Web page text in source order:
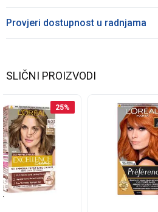
Provjeri dostupnost u radnjama
SLIČNI PROIZVODI
25%